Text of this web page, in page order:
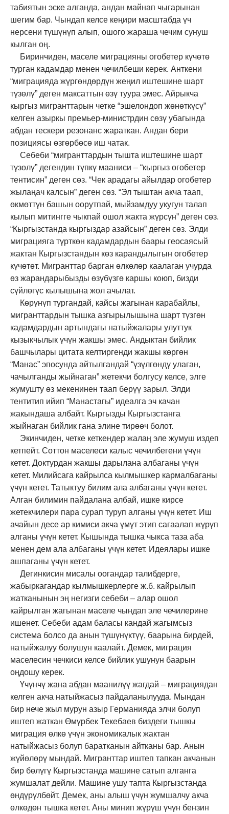
табиятын эске алганда, андан майнап чыгарынан
шегим бар. Чындап келсе кеңири масштабда үч
нерсени түшүнүп алып, ошого жараша чечим сунуш
кылган оң.
Биринчиден, маселе миграцияны огобетер күчөтө
турган кадамдар менен чечилбеши керек. Анткени
“миграцияда жүргөндөрдүн жеңил иштешине шарт
түзөлү” деген максаттын өзү туура эмес. Айрыкча
кыргыз мигранттарын четке “эшелондоп жөнөткүсү”
келген азыркы премьер-министрдин сөзү убагында
абдан тескери резонанс жараткан. Андан бери
позициясы өзгөрбөсө иш чатак.
Себеби “мигранттардын тышта иштешине шарт
түзөлү” дегендин түпкү мааниси – “кыргыз огобетер
тентисин” деген сөз. “Чек арадагы айылдар огобетер
жылаңач калсын” деген сөз. “Эл тыштан акча таап,
өкмөттүн башын оорутпай, мыйзамдуу укугун талап
кылып митингге чыкпай ошол жакта жүрсүн” деген сөз.
“Кыргызстанда кыргыздар азайсын” деген сөз. Элди
миграцияга түрткөн кадамдардын баары геосаясый
жактан Кыргызстандын көз карандылыгын огобетер
күчөтөт. Мигранттар барган өлкөлөр каалаган учурда
өз жарандарыбызды өзүбүзгө каршы коюп, бизди
сүйлөгүс кылышына жол ачылат.
Көрүнүп тургандай, кайсы жагынан карабайлы,
мигранттардын тышка азгырылышына шарт түзгөн
кадамдардын артындагы натыйжалары улуттук
кызыкчылык үчүн жакшы эмес. Андыктан бийлик
башчылары цитата келтиргенди жакшы көргөн
“Манас” эпосунда айтылгандай “үзүлгөндү улаган,
чачылганды жыйнаган” жетекчи болгусу келсе, элге
жумушту өз мекенинен таап берүү зарыл. Элди
тентитип ийип “Манастагы” идеалга эч качан
жакындаша албайт. Кыргызды Кыргызстанга
жыйнаган бийлик гана элине тирөөч болот.
Экинчиден, четке кеткендер жалаң эле жумуш издеп
кетпейт. Соттон маселеси калыс чечилбегени үчүн
кетет. Доктурдан жакшы дарылана албаганы үчүн
кетет. Милийсага кайрылса кылмышкер кармалбаганы
үчүн кетет. Татыктуу билим ала албаганы үчүн кетет.
Алган билимин пайдалана албай, ишке кирсе
жетекчилери пара сурап туруп алганы үчүн кетет. Иш
ачайын десе ар кимиси акча үмүт этип сагаалап жүрүп
алганы үчүн кетет. Кышында тышка чыкса таза аба
менен дем ала албаганы үчүн кетет. Идеялары ишке
ашпаганы үчүн кетет.
Дегинкисин мисалы оогандар талибдерге,
жабыркагандар кылмышкерлерге ж.б. кайрылып
жатканынын эң негизги себеби – алар ошол
кайрылган жагынан маселе чындап эле чечилерине
ишенет. Себеби адам баласы кандай жагымсыз
система болсо да анын түшүнүктүү, баарына бирдей,
натыйжалуу болушун каалайт. Демек, миграция
маселесин чечкиси келсе бийлик ушунун баарын
оңдошу керек.
Үчүнчү жана абдан маанилүү жагдай – миграциядан
келген акча натыйжасыз пайдаланылууда. Мындан
бир нече жыл мурун азыр Германияда элчи болуп
иштеп жаткан Өмүрбек Текебаев биздеги тышкы
миграция өлкө үчүн экономикалык жактан
натыйжасыз болуп баратканын айтканы бар. Анын
жүйөлөрү мындай. Мигранттар иштеп тапкан акчанын
бир бөлүгү Кыргызстанда машине сатып алганга
жумшалат дейли. Машине ушу тапта Кыргызстанда
өндүрүлбөйт. Демек, аны алыш үчүн жумшалчу акча
өлкөдөн тышка кетет. Аны минип жүрүш үчүн бензин